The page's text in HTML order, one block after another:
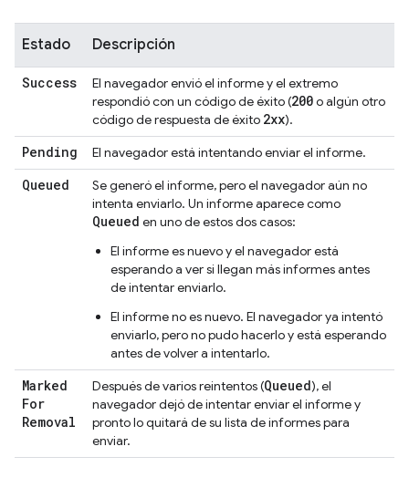
Estado Descripción
Success
El navegador envió el informe y el extremo
respondió con un código de éxito (200o algún otro
código de respuesta de éxito 2xx).
Pending El navegador está intentando enviar el informe.
Queued
Se generó el informe, pero el navegador aún no
intenta enviarlo. Un informe aparece como
Queued en uno de estos dos casos:
El informe es nuevo y el navegador está
esperando a ver si llegan más informes antes
de intentar enviarlo.
El informe no es nuevo. El navegador ya intentó
enviarlo, pero no pudo hacerlo y está esperando
antes de volver a intentarlo.
Marked
For
Removal
Después de varios reintentos (Queued), el
navegador dejó de intentar enviar el informe y
pronto lo quitará de su lista de informes para
enviar.